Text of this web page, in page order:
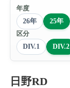
年度
26年 25年
区分
DIV.1 DIV.2
日野RD